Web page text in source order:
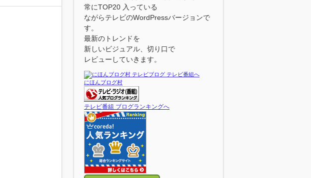
常にTOP20 入っている
ながらテレビのWordPressバージョンで
す。
最新のトレンドを
新しいビジュアル、切り口で
レビューしていきます。
にほんブログ村
テレビ番組 ブログランキングへ